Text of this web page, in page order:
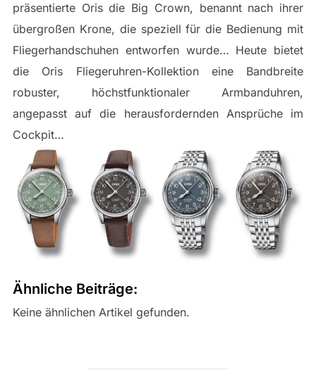
präsentierte Oris die Big Crown, benannt nach ihrer
übergroßen Krone, die speziell für die Bedienung mit
Fliegerhandschuhen entworfen wurde… Heute bietet
die Oris Fliegeruhren-Kollektion eine Bandbreite
robuster, höchstfunktionaler Armbanduhren,
angepasst auf die herausfordernden Ansprüche im
Cockpit…
Ähnliche Beiträge:
Keine ähnlichen Artikel gefunden.